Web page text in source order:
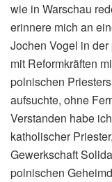
wie in Warschau
erinnere mich an
Jochen Vogel in
mit Reformkräften
polnischen
aufsuchte, ohne
Verstanden habe
katholischer
Gewerkschaft
polnischen